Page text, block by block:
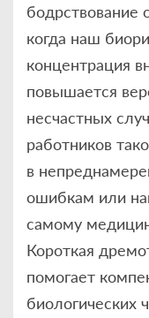
бодрствование
когда наш
концентрация
повышается
несчастных
работников
в
ошибкам или
самому
Короткая
помогает
биологических